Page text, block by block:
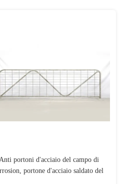
portoni d'acciaio del campo di
portone d'acciaio saldato del